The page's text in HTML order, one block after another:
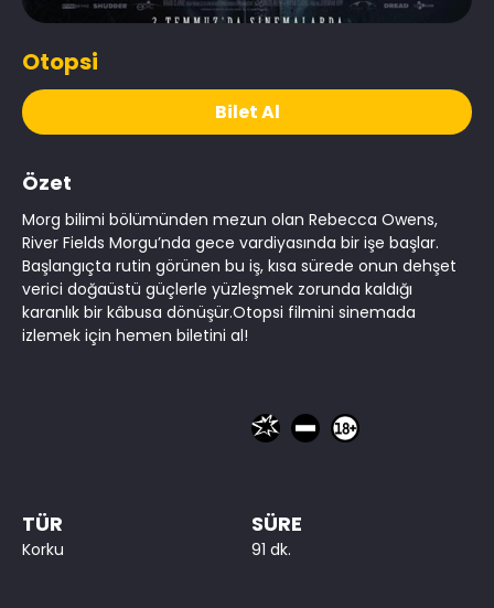
Otopsi
Bilet Al
Özet
Morg bilimi bölümünden mezun olan Rebecca Owens,
River Fields Morgu’nda gece vardiyasında bir işe başlar.
Başlangıçta rutin görünen bu iş, kısa sürede onun dehşet
verici doğaüstü güçlerle yüzleşmek zorunda kaldığı
karanlık bir kâbusa dönüşür.Otopsi filmini sinemada
izlemek için hemen biletini al!
TÜR
Korku
SÜRE
91 dk.